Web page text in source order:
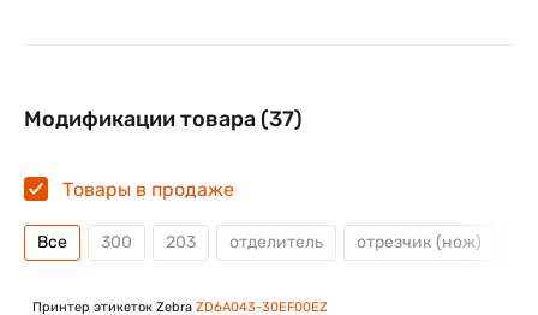
Модификации товара (37)
Товары в продаже
Все 300 203 отделитель отрезчик (нож)
Принтер этикеток Zebra ZD6A043-30EF00EZ